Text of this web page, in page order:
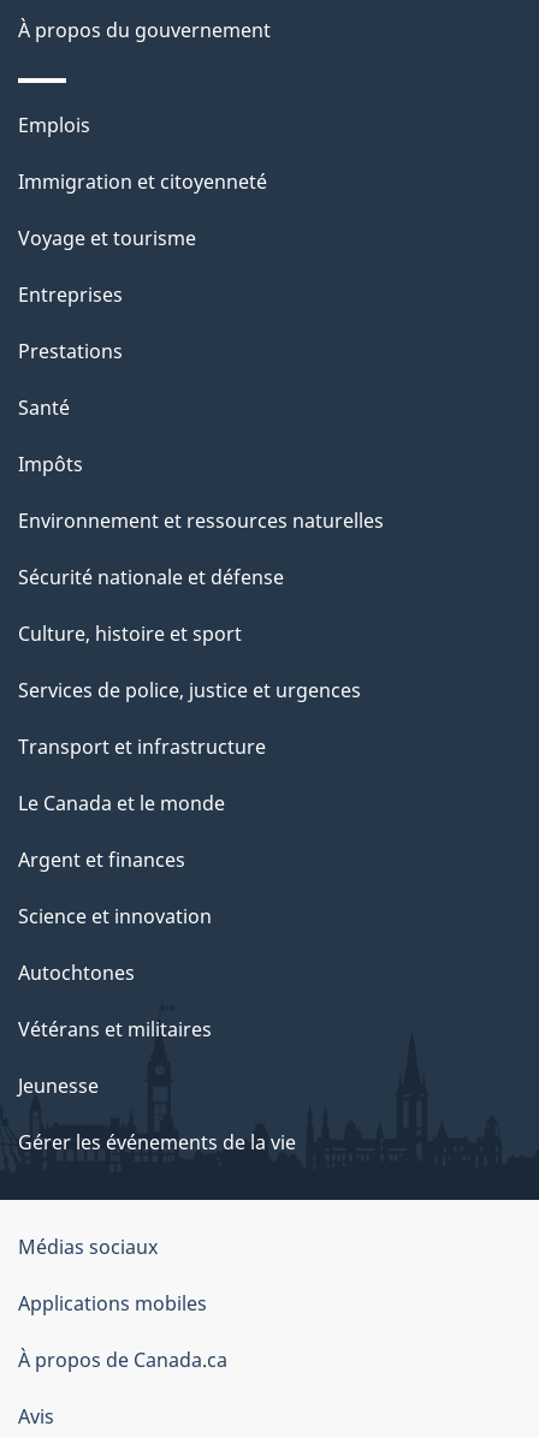
n
s
u
r
c
t
t
a
e
À propos du gouvernement
Thèmes
sujets
Emplois
Immigration et citoyenneté
Voyage et tourisme
Entreprises
Prestations
Santé
Impôts
Environnement et ressources naturelles
Sécurité nationale et défense
Culture, histoire et sport
Services de police, justice et urgences
Transport et infrastructure
Le Canada et le monde
Argent et finances
Science et innovation
Autochtones
Vétérans et militaires
Jeunesse
Gérer les événements de la vie
Organisation
du
gouvernement
du
Canada
Médias sociaux
Applications mobiles
À propos de Canada.ca
Avis